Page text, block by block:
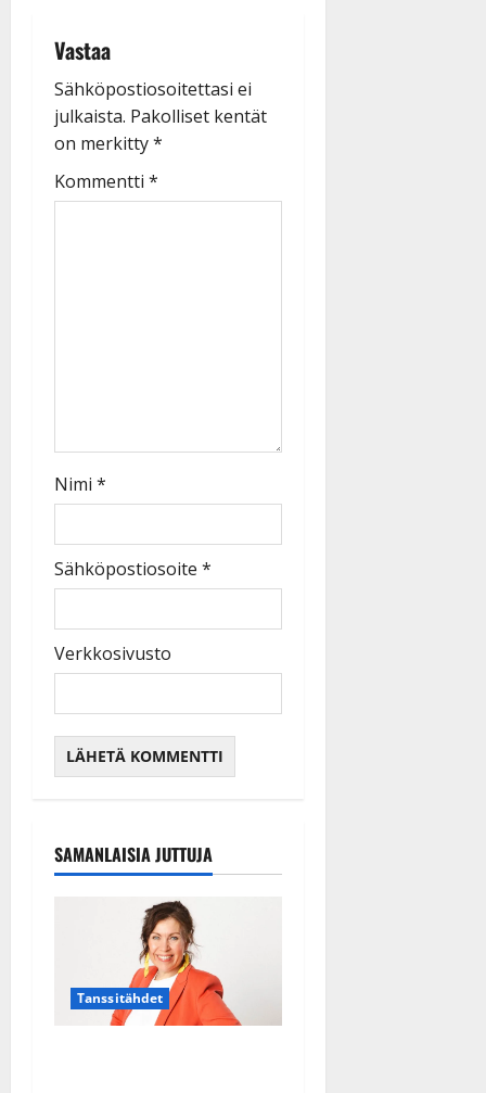
Vastaa
Sähköpostiosoitettasi ei
julkaista. Pakolliset kentät
on merkitty*
Kommentti *
Nimi *
Sähköpostiosoite *
Verkkosivusto
SAMANLAISIA JUTTUJA
Tanssitähdet